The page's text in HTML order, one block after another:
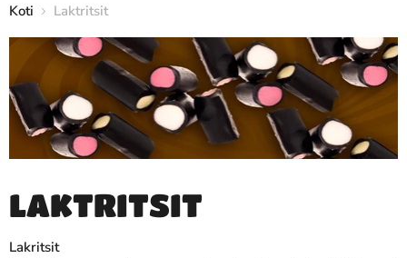
Koti Laktritsit
LAKTRITSIT
Lakritsit